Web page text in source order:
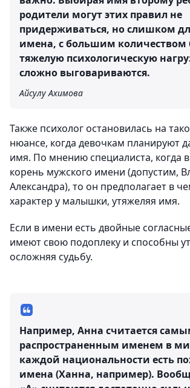
родители могут этих правил не
придерживаться, но слишком
имена, с большим количеством
тяжелую психологическую
сложно выговариваются.
Айсулу Ахимова
Также психолог остановилась на
нюансе, когда девочкам планируют
имя. По мнению специалиста, когда
корень мужского имени (допустим,
Александра), то он предполагает в
характер у малышки, утяжеляя имя.
Если в имени есть двойные
имеют свою подоплеку и способны
осложняя судьбу.
Например, Анна считается
распространенным именем в
каждой национальности есть
имена (Ханна, например).